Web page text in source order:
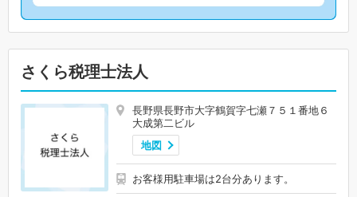
さくら税理士法人
長野県長野市大字鶴賀字七瀬７５１番地６
大成第二ビル
地図
お客様用駐車場は2台分あります。